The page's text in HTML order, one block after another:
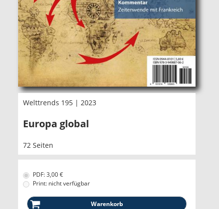
Welttrends 195 | 2023
Europa global
72 Seiten
PDF: 3,00 €
Print: nicht verfügbar